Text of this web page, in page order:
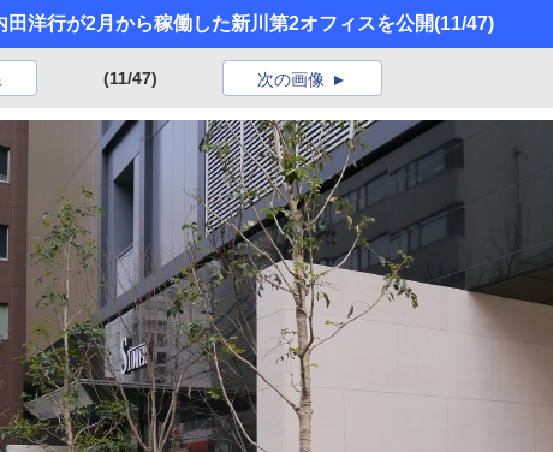
田洋行が2月から稼働した新川第2オフィスを公開(11/47)
(11/47) 次の画像